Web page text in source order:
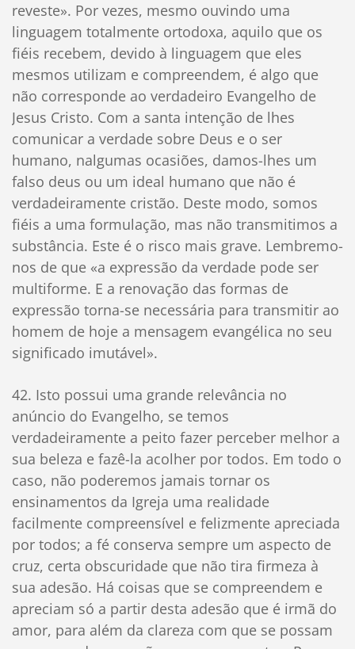
reveste». Por vezes, mesmo ouvindo uma
linguagem totalmente ortodoxa, aquilo que os
fiéis recebem, devido à linguagem que eles
mesmos utilizam e compreendem, é algo que
não corresponde ao verdadeiro Evangelho de
Jesus Cristo. Com a santa intenção de lhes
comunicar a verdade sobre Deus e o ser
humano, nalgumas ocasiões, damos-lhes um
falso deus ou um ideal humano que não é
verdadeiramente cristão. Deste modo, somos
fiéis a uma formulação, mas não transmitimos a
substância. Este é o risco mais grave. Lembremo-
nos de que «a expressão da verdade pode ser
multiforme. E a renovação das formas de
expressão torna-se necessária para transmitir ao
homem de hoje a mensagem evangélica no seu
significado imutável».
42. Isto possui uma grande relevância no
anúncio do Evangelho, se temos
verdadeiramente a peito fazer perceber melhor a
sua beleza e fazê-la acolher por todos. Em todo o
caso, não poderemos jamais tornar os
ensinamentos da Igreja uma realidade
facilmente compreensível e felizmente apreciada
por todos; a fé conserva sempre um aspecto de
cruz, certa obscuridade que não tira firmeza à
sua adesão. Há coisas que se compreendem e
apreciam só a partir desta adesão que é irmã do
amor, para além da clareza com que se possam